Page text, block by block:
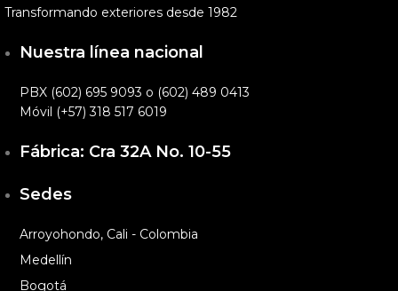
Transformando exteriores desde 1982
Nuestra línea nacional
PBX (602) 695 9093 o (602) 489 0413
Móvil (+57) 318 517 6019
Fábrica: Cra 32A No. 10-55
Sedes
Arroyohondo, Cali - Colombia
Medellín
Bogotá